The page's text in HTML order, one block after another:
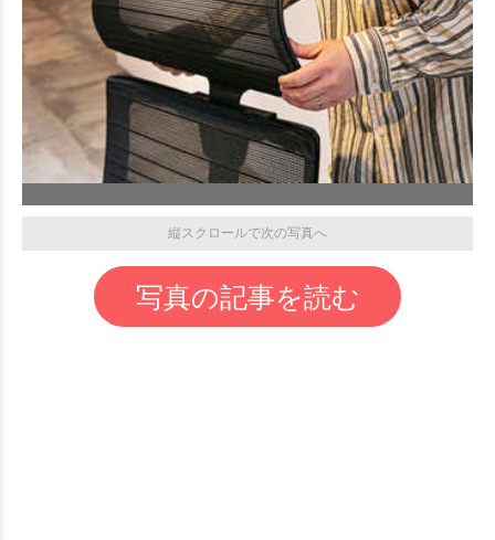
縦スクロールで次の写真へ
写真の記事を読む